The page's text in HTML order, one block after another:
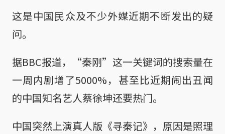
这是中国民众及不少外媒近期不断发出的疑
问。
据BBC报道，“秦刚”这一关键词的搜索量在
一周内剧增了5000%，甚至比近期闹出丑闻
的中国知名艺人蔡徐坤还要热门。
中国突然上演真人版《寻秦记》，原因是照理